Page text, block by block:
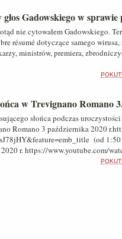
głos Gadowskiego w
nie cytowałem Gadowskiego.
résumé dotyczące samego
ministrów, premiera,
w Trevignano Romano
słońca podczas
Romano 3 października 2020
(od 1:50
r. https://www.youtube.com/